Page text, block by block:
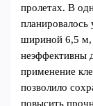
пролетах. В
шириной 6,5 м,
неэффективны
применение
позволило
повысить